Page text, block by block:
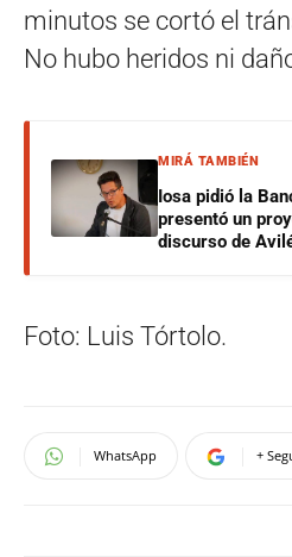
minutos se cortó el
No hubo heridos ni
MIRÁ TAMBIÉN
Iosa pidió la
presentó un
discurso de
Foto: Luis Tórtolo.
WhatsApp +